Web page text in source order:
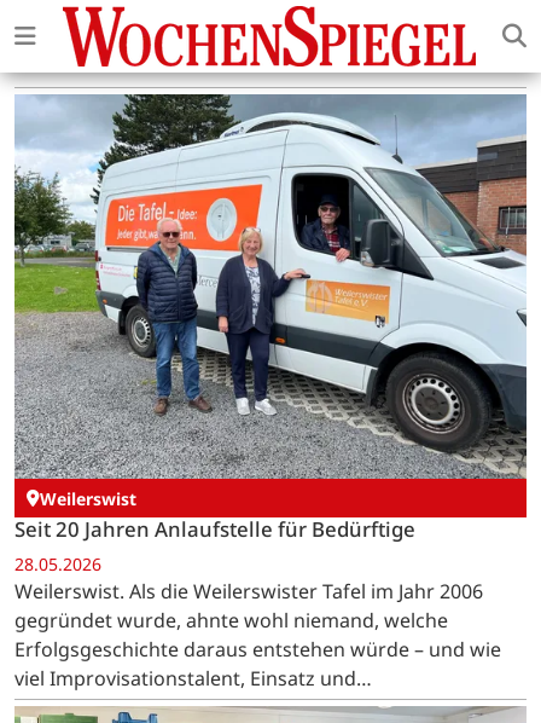
Weilerswist
Seit 20 Jahren Anlaufstelle für Bedürftige
28.05.2026
Weilerswist. Als die Weilerswister Tafel im Jahr 2006
gegründet wurde, ahnte wohl niemand, welche
Erfolgsgeschichte daraus entstehen würde – und wie
viel Improvisationstalent, Einsatz und
Durchhaltevermögen dafür nötig sein würden.